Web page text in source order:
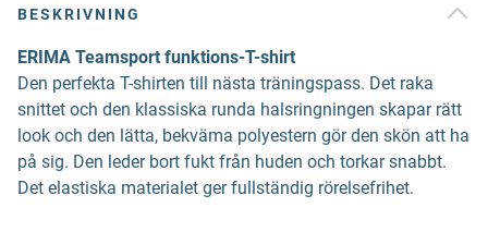
BESKRIVNING
ERIMA Teamsport funktions-T-shirt
Den perfekta T-shirten till nästa träningspass. Det raka
snittet och den klassiska runda halsringningen skapar rätt
look och den lätta, bekväma polyestern gör den skön att ha
på sig. Den leder bort fukt från huden och torkar snabbt.
Det elastiska materialet ger fullständig rörelsefrihet.